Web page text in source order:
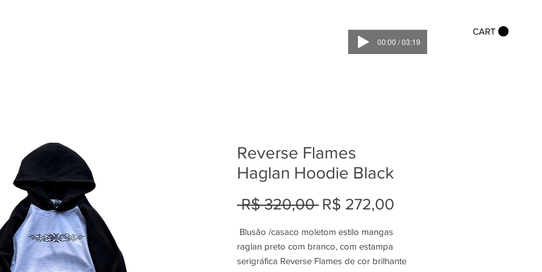
CART
Reverse Flames
Haglan Hoodie Black
R$ 320,00 Preço
R$ 272,00
Blusão /casaco moletom estilo mangas
raglan preto com branco, com estampa
serigráfica Reverse Flames de cor brilhante
00:00 / 03:19